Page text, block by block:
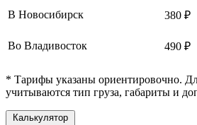
В Новосибирск 380 ₽
Во Владивосток 490 ₽
* Тарифы указаны ориентировочно.
учитываются тип груза, габариты и
Калькулятор